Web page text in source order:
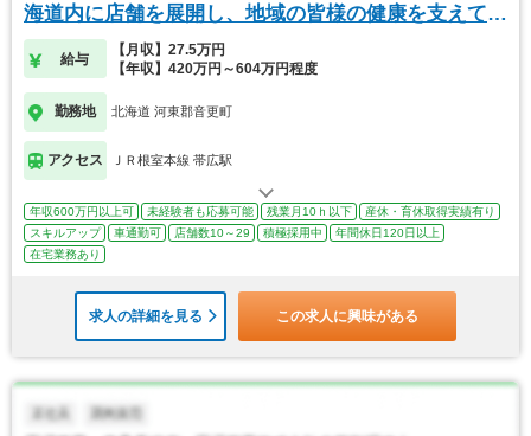
海道内に店舗を展開し、地域の皆様の健康を支えてい
ます
給与
【月収】27.5万円
【年収】420万円～604万円程度
勤務地 北海道 河東郡音更町
アクセス ＪＲ根室本線 帯広駅
年収600万円以上可 未経験者も応募可能 残業月10ｈ以下
産休・育休取得実績有り
スキルアップ
車通勤可 店舗数10～29 積極採用中
年間休日120日以上
在宅業務あり
求人の詳細を見る この求人に興味がある